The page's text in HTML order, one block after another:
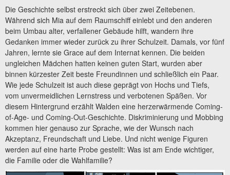
Die Geschichte selbst erstreckt sich über zwei Zeitebenen.
Während sich Mia auf dem Raumschiff einlebt und den anderen
beim Umbau alter, verfallener Gebäude hilft, wandern ihre
Gedanken immer wieder zurück zu ihrer Schulzeit. Damals, vor fünf
Jahren, lernte sie Grace auf dem Internat kennen. Die beiden
ungleichen Mädchen hatten keinen guten Start, wurden aber
binnen kürzester Zeit beste Freundinnen und schließlich ein Paar.
Wie jede Schulzeit ist auch diese geprägt von Hochs und Tiefs,
vom unvermeidlichen Lernstress und verbotenen Späßen. Vor
diesem Hintergrund erzählt Walden eine herzerwärmende Coming-
of-Age- und Coming-Out-Geschichte. Diskriminierung und Mobbing
kommen hier genauso zur Sprache, wie der Wunsch nach
Akzeptanz, Freundschaft und Liebe. Und nicht wenige Figuren
werden auf eine harte Probe gestellt: Was ist am Ende wichtiger,
die Familie oder die Wahlfamilie?